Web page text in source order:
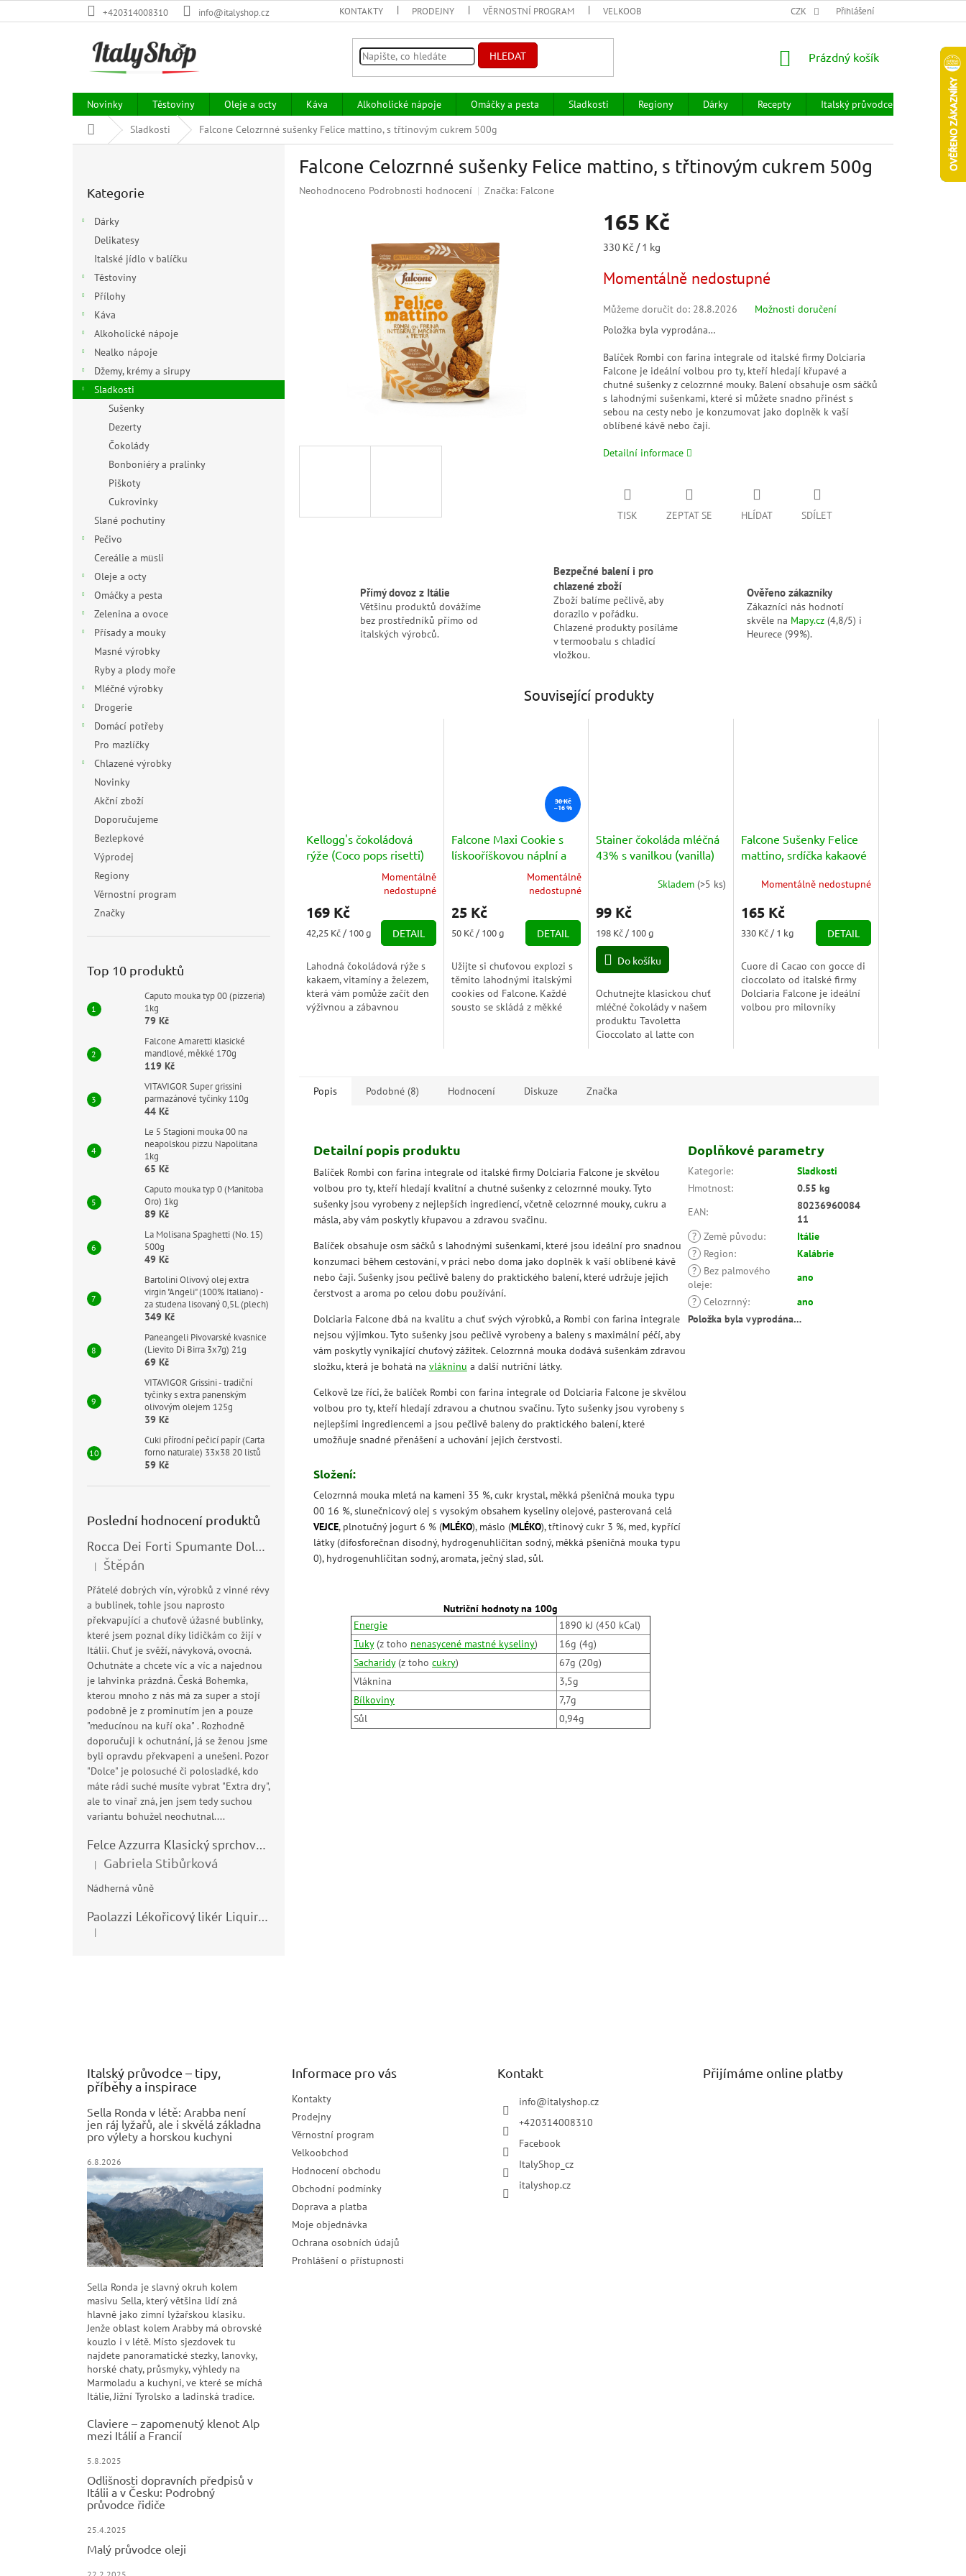
na
+420314008310 info@italyshop.cz KONTAKTY PRODEJNY VĚRNOSTNÍ PROGRAM VELKOOBCHOD HODNOCENÍ OBCHODU OBCHODNÍ PODMÍNKY
CZK Přihlášení
HLEDAT
NÁKUPNÍ
Prázdný košík
Novinky Těstoviny Oleje a octy Káva Alkoholické nápoje Omáčky a pesta Sladkosti Regiony Dárky Recepty Italský průvodce
Prodejny
Domů
Sladkosti Falcone Celozrnné sušenky Felice mattino, s třtinovým cukrem 500g
kategorie
Kategorie
Dárky
Delikatesy
Italské jídlo v balíčku
Těstoviny
Přílohy
Káva
Alkoholické nápoje
Nealko nápoje
Džemy, krémy a sirupy
Sladkosti
Sušenky
Dezerty
Čokolády
Bonboniéry a pralinky
Piškoty
Cukrovinky
Slané pochutiny
Pečivo
Cereálie a müsli
Oleje a octy
Omáčky a pesta
Zelenina a ovoce
Přísady a mouky
Masné výrobky
Ryby a plody moře
Mléčné výrobky
Drogerie
Domácí potřeby
Pro mazlíčky
Chlazené výrobky
Novinky
Akční zboží
Doporučujeme
Bezlepkové
Výprodej
Regiony
Věrnostní program
Značky
Top 10 produktů
Caputo mouka typ 00 (pizzeria)
1kg
79 Kč
Falcone Amaretti klasické
mandlové, měkké 170g
119 Kč
VITAVIGOR Super grissini
parmazánové tyčinky 110g
44 Kč
Le 5 Stagioni mouka 00 na
neapolskou pizzu Napolitana
1kg
65 Kč
Caputo mouka typ 0 (Manitoba
Oro) 1kg
89 Kč
La Molisana Spaghetti (No. 15)
500g
49 Kč
Bartolini Olivový olej extra
virgin "Angeli" (100% Italiano) -
za studena lisovaný 0,5L (plech)
349 Kč
Paneangeli Pivovarské kvasnice
(Lievito Di Birra 3x7g) 21g
69 Kč
VITAVIGOR Grissini - tradiční
tyčinky s extra panenským
olivovým olejem 125g
39 Kč
Cuki přírodní pečicí papír (Carta
forno naturale) 33x38 20 listů
59 Kč
Poslední hodnocení produktů
Rocca Dei Forti Spumante Dolce 11,5% 0,75l
Hodnocení produktu je 5 z 5 hvězdiček.
| Štěpán
Přátelé dobrých vín, výrobků z vinné révy
a bublinek, tohle jsou naprosto
překvapující a chuťově úžasné bublinky,
které jsem poznal díky lidičkám co žijí v
Itálii. Chuť je svěží, návyková, ovocná.
Ochutnáte a chcete víc a víc a najednou
je lahvinka prázdná. Česká Bohemka,
kterou mnoho z nás má za super a stojí
podobně je z prominutím jen a pouze
"meducínou na kuří oka" . Rozhodně
doporučuji k ochutnání, já se ženou jsme
byli opravdu překvapeni a unešeni. Pozor
"Dolce" je polosuché či polosladké, kdo
máte rádi suché musíte vybrat "Extra dry",
ale to vinař zná, jen jsem tedy suchou
variantu bohužel neochutnal....
Felce Azzurra Klasický sprchový gel - doccia gel 400ml
Hodnocení produktu je 5 z 5 hvězdiček.
| Gabriela Stibůrková
Nádherná vůně
Paolazzi Lékořicový likér Liquirizia 24% 0,7L
Hodnocení produktu je 5 z 5 hvězdiček.
|
Falcone Celozrnné sušenky Felice mattino, s třtinovým cukrem 500g
Průměrné
Neohodnoceno Podrobnosti hodnocení Značka: Falcone
165 Kč
Měrná
330 Kč / 1 kg
Momentálně nedostupné
Můžeme doručit do: 28.8.2026
Možnosti doručení
Položka byla vyprodána…
Balíček Rombi con farina integrale od italské firmy Dolciaria
Falcone je ideální volbou pro ty, kteří hledají křupavé a
chutné sušenky z celozrnné mouky. Balení obsahuje osm sáčků
s lahodnými sušenkami, které si můžete snadno přinést s
sebou na cesty nebo je konzumovat jako doplněk k vaší
oblíbené kávě nebo čaji.
Detailní informace
TISK ZEPTAT SE HLÍDAT SDÍLET
Přímý dovoz z Itálie
Většinu produktů dovážíme
bez prostředníků přímo od
italských výrobců.
Bezpečné balení i pro
chlazené zboží
Zboží balíme pečlivě, aby
dorazilo v pořádku.
Chlazené produkty posíláme
v termoobalu s chladicí
vložkou.
Ověřeno zákazníky
Zákazníci nás hodnotí
skvěle na Mapy.cz (4,8/5) i
Heurece (99%).
Související produkty
Kellogg's čokoládová
rýže (Coco pops risetti)
produktu
5,0
5
hvězdiček.
Momentálně
nedostupné
169 Kč
Měrná
42,25 Kč / 100 g DETAIL
Lahodná čokoládová rýže s
kakaem, vitamíny a železem,
která vám pomůže začít den
výživnou a zábavnou
30 Kč
–16 %
Falcone Maxi Cookie s
lískooříškovou náplní a
kousky čokolády 50g
produktu
3,0
5
hvězdiček.
Momentálně
nedostupné
25 Kč
Měrná
50 Kč / 100 g DETAIL
Užijte si chuťovou explozi s
těmito lahodnými italskými
cookies od Falcone. Každé
sousto se skládá z měkké
Stainer čokoláda mléčná
43% s vanilkou (vanilla)
Skladem(>5 ks)
99 Kč
Měrná
cena:
198 Kč / 100 g
Do košíku
Ochutnejte klasickou chuť
mléčné čokolády v našem
produktu Tavoletta
Cioccolato al latte con
bobů s...
Falcone Sušenky Felice
mattino, srdíčka kakaové
Momentálně nedostupné
165 Kč
Měrná
330 Kč / 1 kg DETAIL
Cuore di Cacao con gocce di
cioccolato od italské firmy
Dolciaria Falcone je ideální
volbou pro milovníky
Popis Podobné (8) Hodnocení Diskuze Značka
Detailní popis produktu
Balíček Rombi con farina integrale od italské firmy Dolciaria Falcone je skvělou
volbou pro ty, kteří hledají kvalitní a chutné sušenky z celozrnné mouky. Tyto
sušenky jsou vyrobeny z nejlepších ingrediencí, včetně celozrnné mouky, cukru a
másla, aby vám poskytly křupavou a zdravou svačinu.
Balíček obsahuje osm sáčků s lahodnými sušenkami, které jsou ideální pro snadnou
konzumaci během cestování, v práci nebo doma jako doplněk k vaší oblíbené kávě
nebo čaji. Sušenky jsou pečlivě baleny do praktického balení, které udržuje jejich
čerstvost a aroma po celou dobu používání.
Dolciaria Falcone dbá na kvalitu a chuť svých výrobků, a Rombi con farina integrale
nejsou výjimkou. Tyto sušenky jsou pečlivě vyrobeny a baleny s maximální péčí, aby
vám poskytly vynikající chuťový zážitek. Celozrnná mouka dodává sušenkám zdravou
složku, která je bohatá na vlákninu a další nutriční látky.
Celkově lze říci, že balíček Rombi con farina integrale od Dolciaria Falcone je skvělou
volbou pro ty, kteří hledají zdravou a chutnou svačinu. Tyto sušenky jsou vyrobeny s
nejlepšími ingrediencemi a jsou pečlivě baleny do praktického balení, které
umožňuje snadné přenášení a uchování jejich čerstvosti.
Složení:
Celozrnná mouka mletá na kameni 35 %, cukr krystal, měkká pšeničná mouka typu
00 16 %, slunečnicový olej s vysokým obsahem kyseliny olejové, pasterovaná celá
VEJCE, plnotučný jogurt 6 % (MLÉKO), máslo (MLÉKO), třtinový cukr 3 %, med, kypřící
látky (difosforečnan disodný, hydrogenuhličitan sodný, měkká pšeničná mouka typu
0), hydrogenuhličitan sodný, aromata, ječný slad, sůl.
Nutriční hodnoty na 100g
Energie
1890 kJ (450 kCal)
Tuky(z toho nenasycené mastné kyseliny)
16g (4g)
Sacharidy(z tohocukry)
67g (20g)
Vláknina
3,5g
Bílkoviny
7,7g
Sůl
0,94g
Doplňkové parametry
Kategorie:
Sladkosti
Hmotnost:
0.55 kg
EAN:
80236960084
11
? Země původu:
Itálie
?
Region:
Kalábrie
?
Bez palmového
oleje:
ano
? Celozrnný:
ano
Položka byla vyprodána…
Italský průvodce – tipy,
příběhy a inspirace
Sella Ronda v létě: Arabba není
jen ráj lyžařů, ale i skvělá základna
pro výlety a horskou kuchyni
6.8.2026
Sella Ronda je slavný okruh kolem
masivu Sella, který většina lidí zná
hlavně jako zimní lyžařskou klasiku.
Jenže oblast kolem Arabby má obrovské
kouzlo i v létě. Místo sjezdovek tu
najdete panoramatické stezky, lanovky,
horské chaty, průsmyky, výhledy na
Marmoladu a kuchyni, ve které se míchá
Itálie, Jižní Tyrolsko a ladinská tradice.
Claviere – zapomenutý klenot Alp
mezi Itálií a Francií
5.8.2025
Odlišnosti dopravních předpisů v
Itálii a v Česku: Podrobný
průvodce řidiče
25.4.2025
Malý průvodce oleji
Informace pro vás
Kontakty
Prodejny
Věrnostní program
Velkoobchod
Hodnocení obchodu
Obchodní podmínky
Doprava a platba
Moje objednávka
Ochrana osobních údajů
Prohlášení o přístupnosti
Kontakt
info@italyshop.cz
+420314008310
Facebook
ItalyShop_cz
italyshop.cz
Přijímáme online platby